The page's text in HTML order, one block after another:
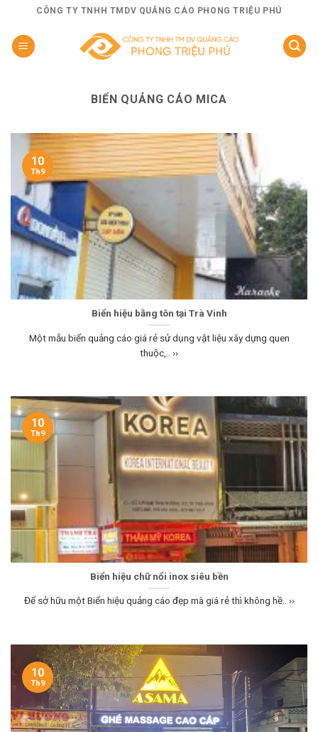
content
CÔNG TY TNHH TMDV QUẢNG CÁO PHONG TRIỆU PHÚ
BIỂN QUẢNG CÁO MICA
Biển hiệu bằng tôn tại Trà Vinh
Một mẫu biển quảng cáo giá rẻ sử dụng vật liệu xây dựng quen
thuộc,.. ››
10
Th9
Biển hiệu chữ nổi inox siêu bền
Để sở hữu một Biển hiệu quảng cáo đẹp mà giá rẻ thì không hề.. ››
10
Th9
10
Th9